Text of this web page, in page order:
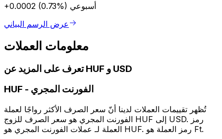
+0.0002 (0.73%) أسبوعي
عرض الرسم البياني
معلومات العملات
تعرف على المزيد عن HUF و USD
HUF - الفورنت المجري
تُظهر تقييمات العملات لدينا أنّ سعر الصرف الأكثر رواجًا لعملة
الفورنت المجري هو سعر الصرف للزوج HUF إلى USD. رمز
العملة لـ عملات الفورنت المجري هو HUF. رمز العملة هو Ft.